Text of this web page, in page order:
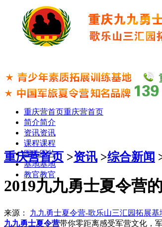
重庆营首页重庆营首页
简介简介
资讯资讯
课程课程
图片图片
基地基地
教官教官
重庆营首页 >资讯 >综合新闻
2019九九勇士夏令营
来源： 九九勇士夏令营-歌乐山三汇园拓展
九九勇士夏令营带你零距离感受军营文化，